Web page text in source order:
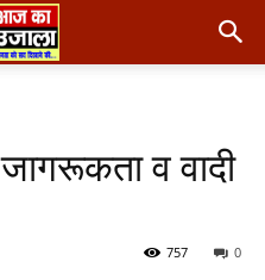
व वादी
0
757